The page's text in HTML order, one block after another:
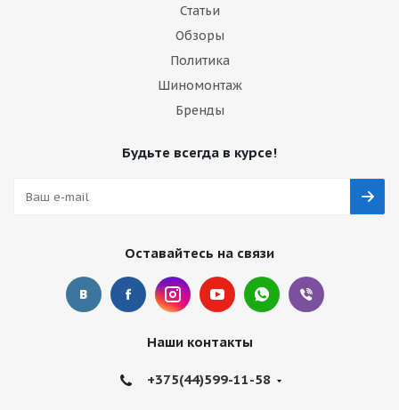
Статьи
Обзоры
Политика
Шиномонтаж
Бренды
Будьте всегда в курсе!
Оставайтесь на связи
Наши контакты
+375(44)599-11-58